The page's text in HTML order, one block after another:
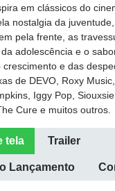
em clássicos do
nostalgia da
pela frente, as
adolescência e o
crescimento e das
de DEVO, Roxy
Iggy Pop,
Cure e muitos outros.
tela Trailer
Lançamento